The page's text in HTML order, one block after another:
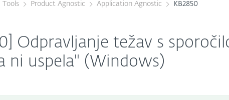
Tools Product Agnostic Application Agnostic KB2850
Odpravljanje težav s
ni uspela" (Windows)